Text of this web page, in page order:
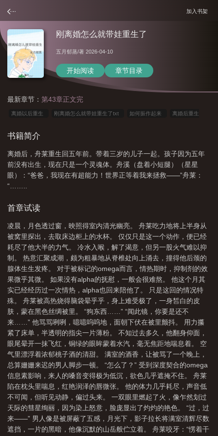
加入书架
刚离婚怎么就带娃重生了
五月郁蒸/著 2026-04-10
开始阅读 章节目录
最新章节： 第43章正文完
离婚以后重生 刚离婚怎么就带娃重生了txt 如何振作起来 离婚后重生
子怎么办
出来 离婚后带娃 刚刚离婚就怀崽了 离婚后带个孩子怎么生活 离婚后带
孩子回来的 重生刚离婚就怀孕 离婚后带着孩子何去何从 刚离婚怎么就带娃
重生了免费阅读
if 刚离婚带着孩子你们是怎么度过的
书籍简介
离婚后，舟莱重生回五年前。带着三岁的儿子一起。孩子因为五年
前没有出生，现在只是一个灵魂体。舟溪（盘着小短腿）（星星
眼）：“爸爸，我现在有超能力！世界正等着我来拯救——”舟莱：
“……..
首章试读
凌晨，月色透过窗，映照得室内清光幽亮。 舟莱吃力地将上半身从
被窝里探出，去取床边柜上的水杯。 仅仅只是这一个动作，便已经
耗尽了他大半的力气。 冷水入喉，解了渴意，但另一股火气难以抑
制。 热意汇聚成潮，颇为粗暴地从脊椎处向上涌去，撞得他后颈的
腺体生生发疼。 对于被标记的omega而言，情热期时，抑制剂的效
果微乎其微。 如果没有alpha的抚慰，一般会很难熬。 他这个月其
实已经经历过一次情热，alpha也回来陪他了。 只是这回的情况特
殊。 舟莱被高热烧得脑袋晕乎乎，身上难受极了，一身皙白的皮
肤，蒙在黑色丝绸被里。 “狗东西……” “闻此镜，你要是还不
来……” 他骂骂咧咧，噫噫呜呜地，面朝下伏在被里颤抖。 用力攥
紧了床单，半透明的指尖一片薄粉。 不知过去多久，他翻身仰面，
眼尾晕开一抹飞红，铜绿的眼眸蒙着水汽，毫无焦距地喘息着。 空
气里漂浮着浓郁桃子酒的清甜。 满室的酒香，让被骂了一个晚上，
总算姗姗来迟的男人脚步一顿。 “怎么了？” 受到深度契合的omega
信息素影响，来人的嗓音变得极为低沉，欲色几乎遮掩不住。 舟莱
陷在枕头里喘息，红艳润泽的唇微张。 他的体力几乎耗尽，声音低
不可闻，但听见动静，偏过头来。 一双眼里燃起了火，像乍然划过
天际的彗星绚丽，因为染上怒意，脸庞显出了灼灼的艳色。 “过，过
来——” 男人像是被屏蔽了五感，月光下，影子拉长将满室清辉尽数
遮挡，一片的黑暗，他像沉默的山岳般伫立着。 舟莱咬牙：“愣着干